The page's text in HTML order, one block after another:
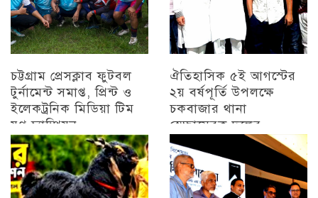
চট্টগ্রাম প্রেসক্লাব ফুটবল
টুর্নামেন্ট সমাপ্ত, প্রিন্ট ও
ইলেকট্রনিক মিডিয়া টিম
যুগ্ন চ্যাম্পিয়ন
চট্টগ্রাম
ঐতিহাসিক ৫ই আগস্টের
২য় বর্ষপূর্তি উপলক্ষে
চকবাজার থানা
স্বেচ্ছাসেবক দলের
প্রামাণ্যচিত্র প্রদর্শন ও
বিজয় মিছিল
চট্টগ্রাম